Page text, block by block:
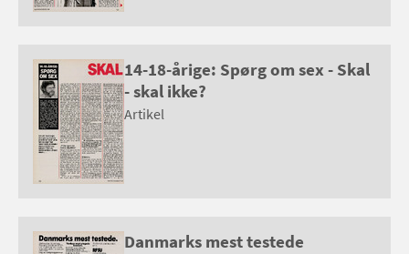
14-18-årige: Spørg om sex - Skal
- skal ikke?
Artikel
Danmarks mest testede